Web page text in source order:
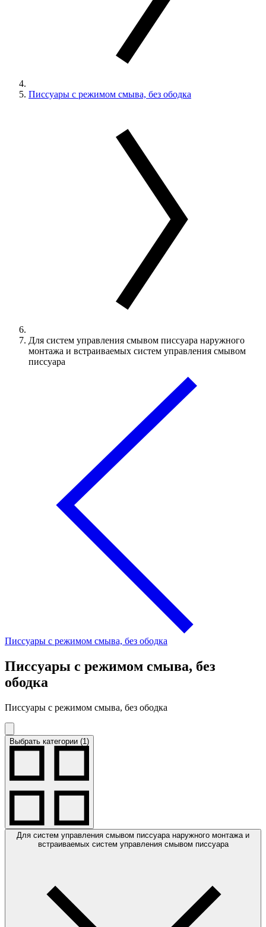
Писсуары с режимом смыва, без ободка
Для систем управления смывом писсуара наружного
монтажа и встраиваемых систем управления смывом
писсуара
Писсуары с режимом смыва, без ободка
Писсуары с режимом смыва, без
ободка
Писсуары с режимом смыва, без ободка
Выбрать категории (1)
Для систем управления смывом писсуара наружного монтажа и
встраиваемых систем управления смывом писсуара